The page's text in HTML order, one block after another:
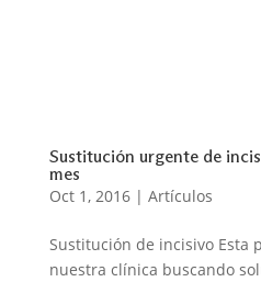
Sustitución urgente de
mes
Oct 1, 2016| Artículos
Sustitución de incisivo Esta
nuestra clínica buscando